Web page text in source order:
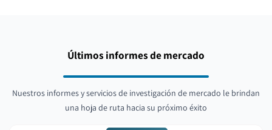
Últimos informes de mercado
Nuestros informes y servicios de investigación de mercado le brindan
una hoja de ruta hacia su próximo éxito